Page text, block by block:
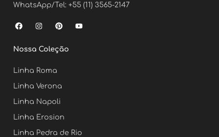
WhatsApp/Tel: +55 (11) 3565-2147
F
a
e
b
o
k
I
n
t
a
r
a
m
P
i
t
e
Y
o
Nossa Coleção
Linha Roma
Linha Verona
Linha Napoli
Linha Erosion
Linha Pedra de Rio